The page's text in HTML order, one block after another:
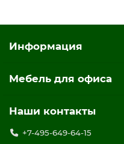
Информация
Мебель для офиса
Наши контакты
+7-495-649-64-15